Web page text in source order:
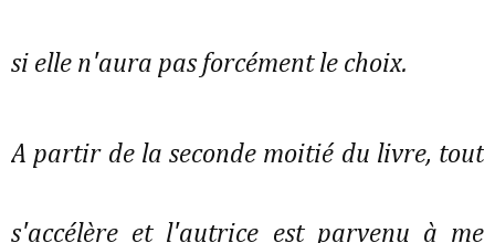
si elle n'aura pas forcément le choix.
A partir de la seconde moitié du livre, tout
s'accélère et l'autrice est parvenu à me